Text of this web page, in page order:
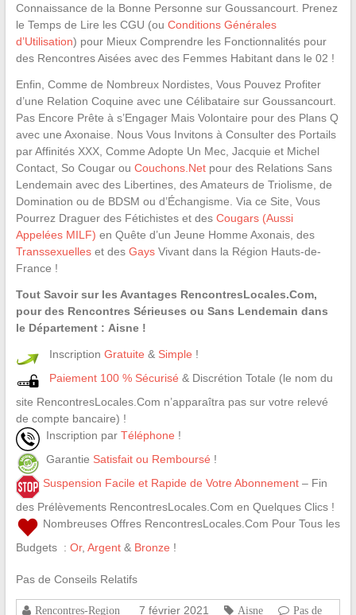
Connaissance de la Bonne Personne sur Goussancourt. Prenez
le Temps de Lire les CGU (ou Conditions Générales
d’Utilisation) pour Mieux Comprendre les Fonctionnalités pour
des Rencontres Aisées avec des Femmes Habitant dans le 02 !
Enfin, Comme de Nombreux Nordistes, Vous Pouvez Profiter
d’une Relation Coquine avec une Célibataire sur Goussancourt.
Pas Encore Prête à s’Engager Mais Volontaire pour des Plans Q
avec une Axonaise. Nous Vous Invitons à Consulter des Portails
par Affinités XXX, Comme Adopte Un Mec, Jacquie et Michel
Contact, So Cougar ou Couchons.Netpour des Relations Sans
Lendemain avec des Libertines, des Amateurs de Triolisme, de
Domination ou de BDSM ou d’Échangisme. Via ce Site, Vous
Pourrez Draguer des Fétichistes et des Cougars (Aussi
Appelées MILF) en Quête d’un Jeune Homme Axonais, des
Transsexuelleset des GaysVivant dans la Région Hauts-de-
France !
Tout Savoir sur les Avantages RencontresLocales.Com,
pour des Rencontres Sérieuses ou Sans Lendemain dans
le Département : Aisne !
Inscription Gratuite & Simple !
Paiement 100 % Sécurisé & Discrétion Totale (le nom du
site RencontresLocales.Com n’apparaîtra pas sur votre relevé
de compte bancaire) !
Inscription par Téléphone !
Garantie Satisfait ou Remboursé !
Suspension Facile et Rapide de Votre Abonnement– Fin
des Prélèvements RencontresLocales.Com en Quelques Clics !
Nombreuses Offres RencontresLocales.Com Pour Tous les
Budgets : Or, Argent& Bronze !
Pas de Conseils Relatifs
Rencontres-Region 7 février 2021 Aisne
Pas de